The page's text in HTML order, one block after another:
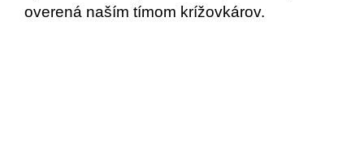
overená naším tímom krížovkárov.